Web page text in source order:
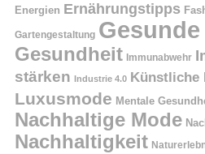
Energien Ernährungstipps
Gartengestaltung
Gesundheit Immunabwehr
stärken
Industrie 4.0 Künstliche
Luxusmode Mentale
Nachhaltige Mode
Nachhaltigkeit